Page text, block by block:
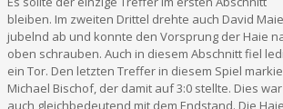
bleiben. Im zweiten Drittel drehte auch David
jubelnd ab und konnte den Vorsprung der Haie
oben schrauben. Auch in diesem Abschnitt fiel
ein Tor. Den letzten Treffer in diesem Spiel
Michael Bischof, der damit auf 3:0 stellte. Dies war
auch gleichbedeutend mit dem Endstand. Die Haie